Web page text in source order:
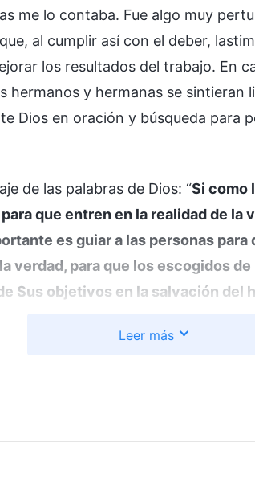
me lo contaba. Fue algo muy
al cumplir así con el deber,
los resultados del trabajo. En
hermanos y hermanas se sintieran
Dios en oración y búsqueda para
de las palabras de Dios: “Si como
que entren en la realidad de la
es guiar a las personas
verdad, para que los escogidos
Sus objetivos en la salvación del
hacer que la gente entienda
los trates y los sermonees,
de ti y haga lo que le dices
y son obedientes? Ese es un
son como un jefe nuevo que trata
Leer más